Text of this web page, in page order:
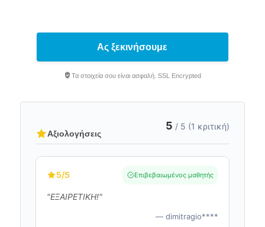
Ας ξεκινήσουμε
Τα στοιχεία σου είναι ασφαλή. SSL Encrypted
Αξιολογήσεις
5 / 5 (1 κριτική)
5/5 Επιβεβαιωμένος μαθητής
"ΕΞΑΙΡΕΤΙΚΗ!"
— dimitragio****